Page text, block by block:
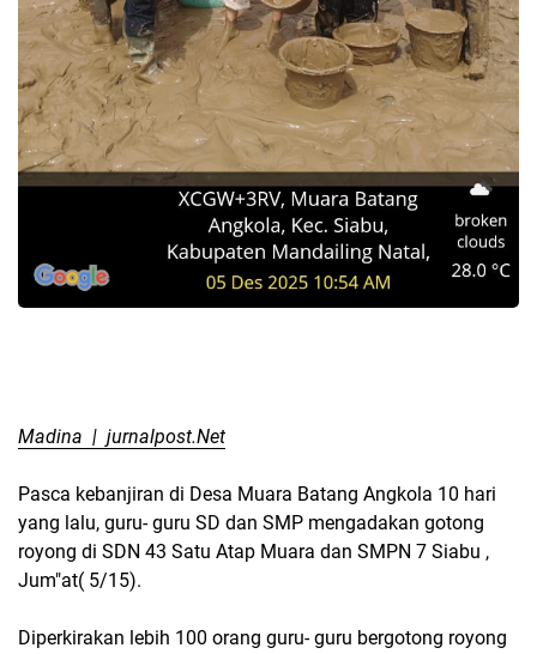
Madina | jurnalpost.Net
Pasca kebanjiran di Desa Muara Batang Angkola 10 hari
yang lalu, guru- guru SD dan SMP mengadakan gotong
royong di SDN 43 Satu Atap Muara dan SMPN 7 Siabu ,
Jum"at( 5/15).
Diperkirakan lebih 100 orang guru- guru bergotong royong